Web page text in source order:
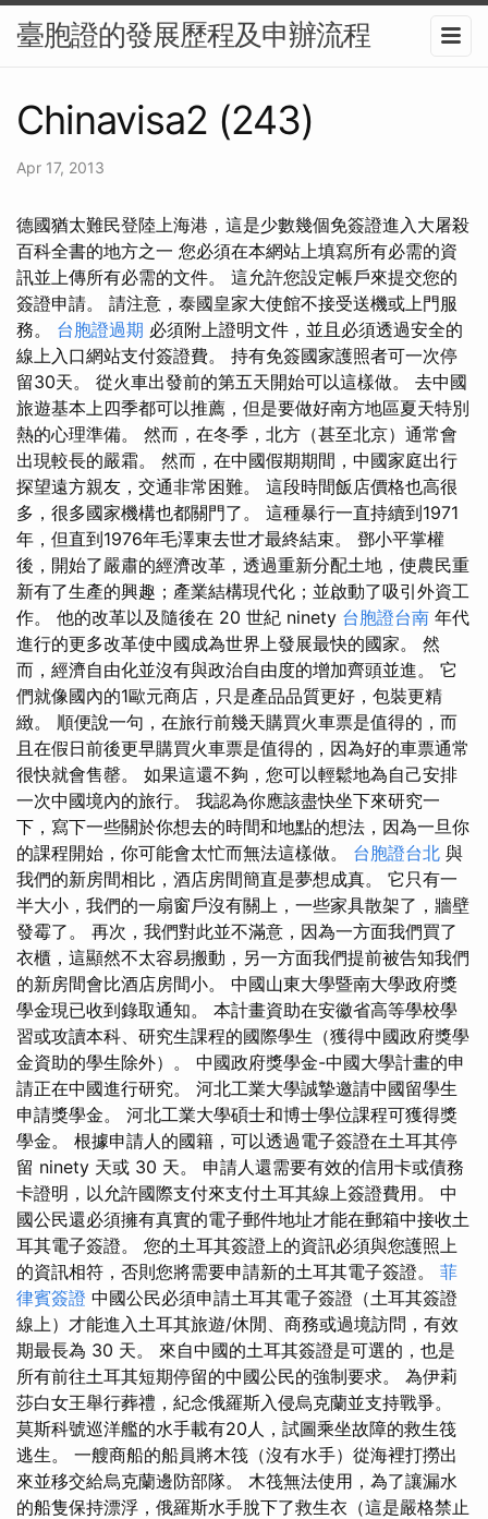
臺胞證的發展歷程及申辦流程
Chinavisa2 (243)
Apr 17, 2013
德國猶太難民登陸上海港，這是少數幾個免簽證進入大屠殺
百科全書的地方之一 您必須在本網站上填寫所有必需的資
訊並上傳所有必需的文件。 這允許您設定帳戶來提交您的
簽證申請。 請注意，泰國皇家大使館不接受送機或上門服
務。 台胞證過期 必須附上證明文件，並且必須透過安全的
線上入口網站支付簽證費。 持有免簽國家護照者可一次停
留30天。 從火車出發前的第五天開始可以這樣做。 去中國
旅遊基本上四季都可以推薦，但是要做好南方地區夏天特別
熱的心理準備。 然而，在冬季，北方（甚至北京）通常會
出現較長的嚴霜。 然而，在中國假期期間，中國家庭出行
探望遠方親友，交通非常困難。 這段時間飯店價格也高很
多，很多國家機構也都關門了。 這種暴行一直持續到1971
年，但直到1976年毛澤東去世才最終結束。 鄧小平掌權
後，開始了嚴肅的經濟改革，透過重新分配土地，使農民重
新有了生產的興趣；產業結構現代化；並啟動了吸引外資工
作。 他的改革以及隨後在 20 世紀 ninety 台胞證台南 年代
進行的更多改革使中國成為世界上發展最快的國家。 然
而，經濟自由化並沒有與政治自由度的增加齊頭並進。 它
們就像國內的1歐元商店，只是產品品質更好，包裝更精
緻。 順便說一句，在旅行前幾天購買火車票是值得的，而
且在假日前後更早購買火車票是值得的，因為好的車票通常
很快就會售罄。 如果這還不夠，您可以輕鬆地為自己安排
一次中國境內的旅行。 我認為你應該盡快坐下來研究一
下，寫下一些關於你想去的時間和地點的想法，因為一旦你
的課程開始，你可能會太忙而無法這樣做。 台胞證台北 與
我們的新房間相比，酒店房間簡直是夢想成真。 它只有一
半大小，我們的一扇窗戶沒有關上，一些家具散架了，牆壁
發霉了。 再次，我們對此並不滿意，因為一方面我們買了
衣櫃，這顯然不太容易搬動，另一方面我們提前被告知我們
的新房間會比酒店房間小。 中國山東大學暨南大學政府獎
學金現已收到錄取通知。 本計畫資助在安徽省高等學校學
習或攻讀本科、研究生課程的國際學生（獲得中國政府獎學
金資助的學生除外）。 中國政府獎學金-中國大學計畫的申
請正在中國進行研究。 河北工業大學誠摯邀請中國留學生
申請獎學金。 河北工業大學碩士和博士學位課程可獲得獎
學金。 根據申請人的國籍，可以透過電子簽證在土耳其停
留 ninety 天或 30 天。 申請人還需要有效的信用卡或債務
卡證明，以允許國際支付來支付土耳其線上簽證費用。 中
國公民還必須擁有真實的電子郵件地址才能在郵箱中接收土
耳其電子簽證。 您的土耳其簽證上的資訊必須與您護照上
的資訊相符，否則您將需要申請新的土耳其電子簽證。 菲
律賓簽證 中國公民必須申請土耳其電子簽證（土耳其簽證
線上）才能進入土耳其旅遊/休閒、商務或過境訪問，有效
期最長為 30 天。 來自中國的土耳其簽證是可選的，也是
所有前往土耳其短期停留的中國公民的強制要求。 為伊莉
莎白女王舉行葬禮，紀念俄羅斯入侵烏克蘭並支持戰爭。
莫斯科號巡洋艦的水手載有20人，試圖乘坐故障的救生筏
逃生。 一艘商船的船員將木筏（沒有水手）從海裡打撈出
來並移交給烏克蘭邊防部隊。 木筏無法使用，為了讓漏水
的船隻保持漂浮，俄羅斯水手脫下了救生衣（這是嚴格禁止